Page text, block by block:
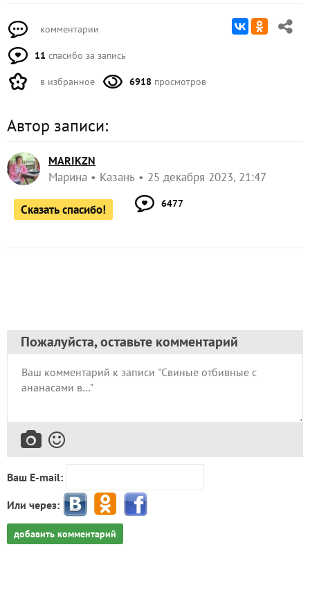
комментарии
11 спасибо за запись
в избранное 6918 просмотров
Автор записи:
MARIKZN
Марина Казань 25 декабря 2023, 21:47
Сказать спасибо! 6477
Пожалуйста, оставьте комментарий
Ваш E-mail:
Или через:
добавить комментарий